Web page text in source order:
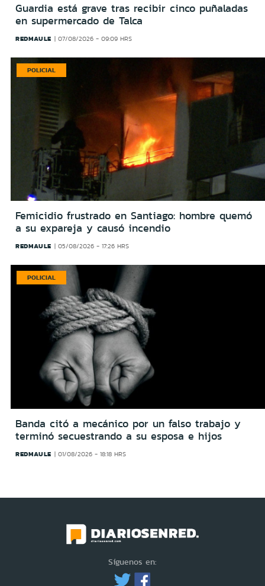
Guardia está grave tras recibir cinco puñaladas
en supermercado de Talca
REDMAULE 07/08/2026 - 09:09 HRS
POLICIAL
Femicidio frustrado en Santiago: hombre quemó
a su expareja y causó incendio
REDMAULE 05/08/2026 - 17:26 HRS
POLICIAL
Banda citó a mecánico por un falso trabajo y
terminó secuestrando a su esposa e hijos
REDMAULE 01/08/2026 - 18:18 HRS
Síguenos en: